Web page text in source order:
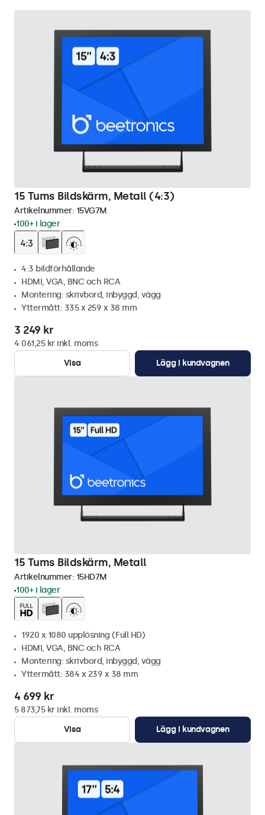
15 Tums Bildskärm, Metall (4:3)
Artikelnummer: 15VG7M
100+ i lager
4:3 bildförhållande
HDMI, VGA, BNC och RCA
Montering: skrivbord, inbyggd, vägg
Yttermått: 335 x 259 x 38 mm
3 249 kr
4 061,25 kr inkl. moms
Visa
Lägg i kundvagnen
15 Tums Bildskärm, Metall
Artikelnummer: 15HD7M
100+ i lager
1920 x 1080 upplösning (Full HD)
HDMI, VGA, BNC och RCA
Montering: skrivbord, inbyggd, vägg
Yttermått: 384 x 239 x 38 mm
4 699 kr
5 873,75 kr inkl. moms
Visa
Lägg i kundvagnen